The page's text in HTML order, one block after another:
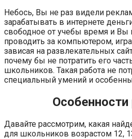
Небось, Вы не раз видели
зарабатывать в интернете
свободное от учебы время и Вы
проводить за компьютером,
зависая на развлекательных
почему бы не потратить его
школьников. Такая работа не
специальный умений и
Давайте рассмотрим, какая
для школьников возрастом 12,